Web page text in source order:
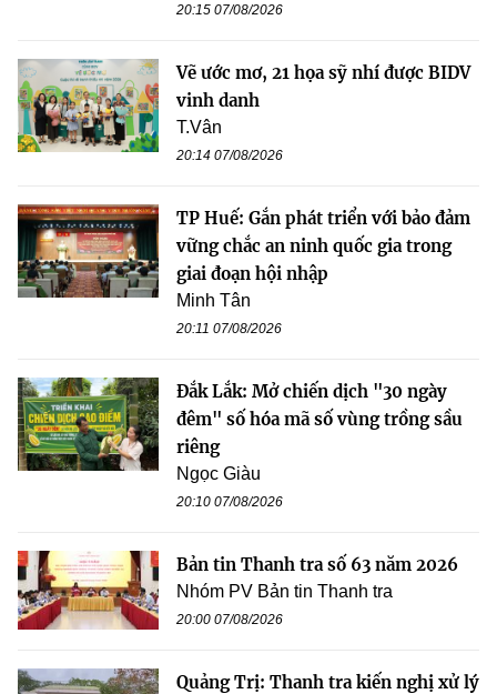
20:15 07/08/2026
Vẽ ước mơ, 21 họa sỹ nhí được BIDV
vinh danh
T.Vân
20:14 07/08/2026
TP Huế: Gắn phát triển với bảo đảm
vững chắc an ninh quốc gia trong
giai đoạn hội nhập
Minh Tân
20:11 07/08/2026
Đắk Lắk: Mở chiến dịch "30 ngày
đêm" số hóa mã số vùng trồng sầu
riêng
Ngọc Giàu
20:10 07/08/2026
Bản tin Thanh tra số 63 năm 2026
Nhóm PV Bản tin Thanh tra
20:00 07/08/2026
Quảng Trị: Thanh tra kiến nghị xử lý